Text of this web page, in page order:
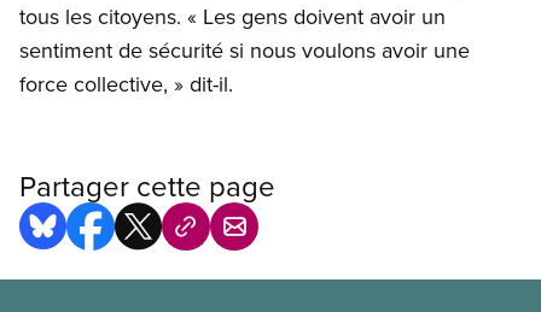
tous les citoyens. « Les gens doivent avoir un
sentiment de sécurité si nous voulons avoir une
force collective, » dit-il.
Partager cette page